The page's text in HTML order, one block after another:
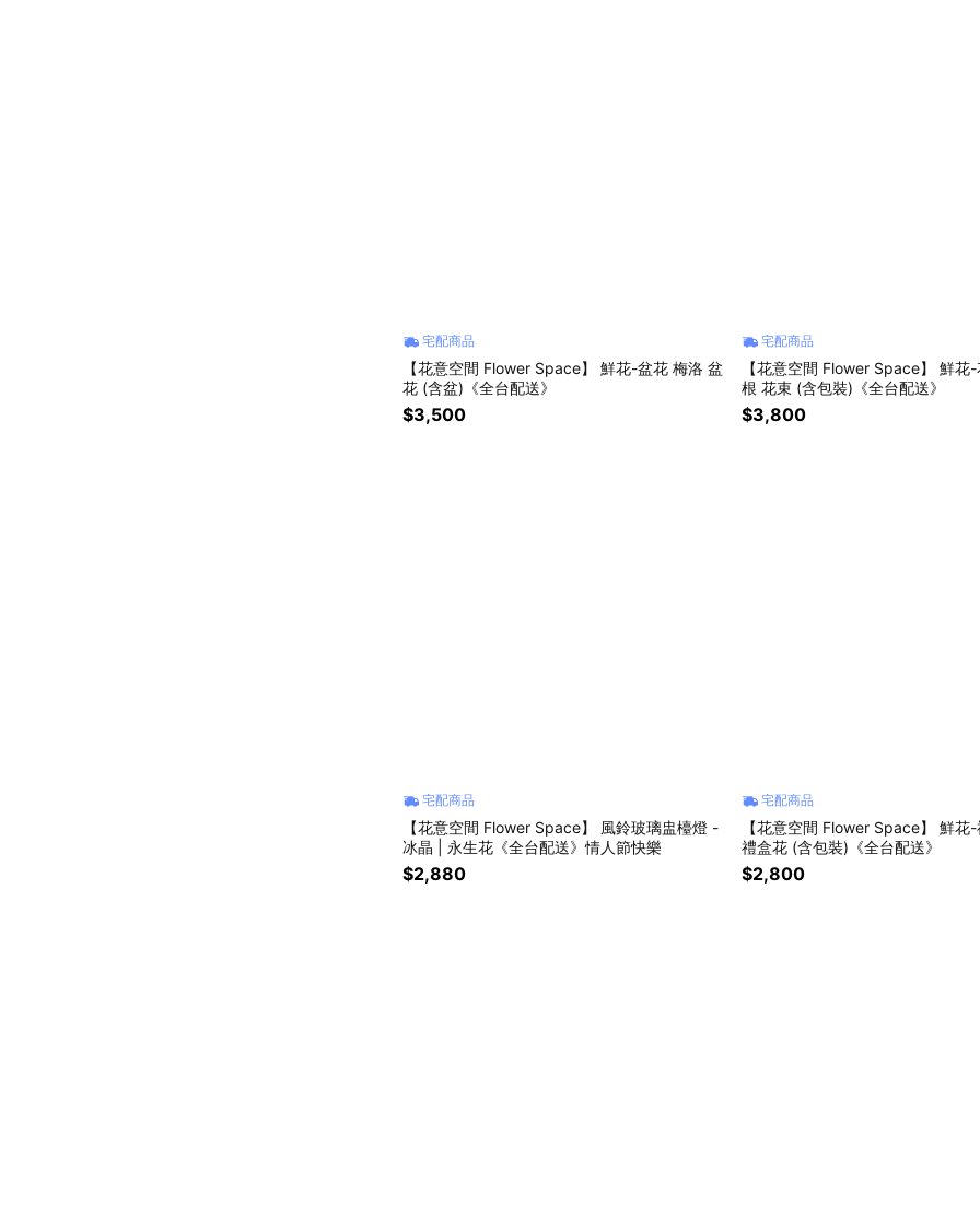
宅配商品
【花意空間 Flower Space】 鮮花-盆花 梅洛 盆
花 (含盆)《全台配送》
$3,500
宅配商品
【花意空間 Flower Space】 鮮花
根 花束 (含包裝)《全台配送》
$3,800
宅配商品
【花意空間 Flower Space】 風鈴玻璃盅檯燈 -
冰晶 | 永生花《全台配送》情人節快樂
$2,880
宅配商品
【花意空間 Flower Space】 鮮花
禮盒花 (含包裝)《全台配送》
$2,800